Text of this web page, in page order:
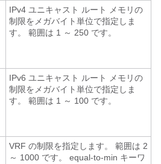
IPv4 ユニキャスト ルート メモリの
制限をメガバイト単位で指定しま
す。 範囲は 1 ～ 250 です。
IPv6 ユニキャスト ルート メモリの
制限をメガバイト単位で指定しま
す。 範囲は 1 ～ 100 です。
VRF の制限を指定します。 範囲は 2
～ 1000 です。 equal-to-min キーワ